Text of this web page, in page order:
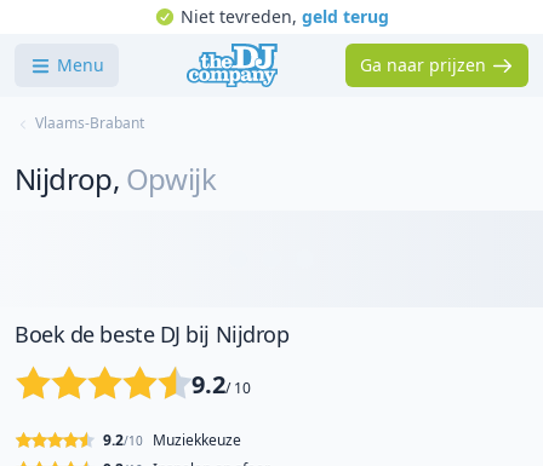
Niet tevreden, geld terug
Menu Ga naar prijzen
Vlaams-Brabant
Nijdrop, Opwijk
Boek de beste DJ bij Nijdrop
9.2/ 10
Muziekkeuze
9.2/10